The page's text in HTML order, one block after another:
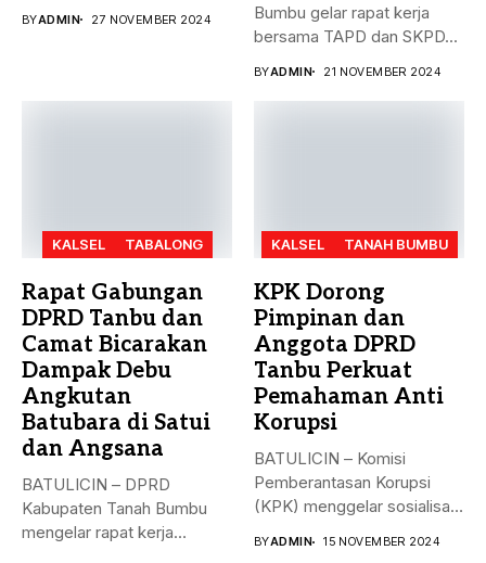
BYADMIN 27 NOVEMBER 2024
Bumbu gelar rapat kerja
bersama TAPD dan SKPD...
BYADMIN 21 NOVEMBER 2024
KALSEL TABALONG
Rapat Gabungan
DPRD Tanbu dan
Camat Bicarakan
Dampak Debu
Angkutan
Batubara di Satui
dan Angsana
BATULICIN – DPRD
Kabupaten Tanah Bumbu
mengelar rapat kerja
KALSEL TANAH BUMBU
KPK Dorong
Pimpinan dan
Anggota DPRD
Tanbu Perkuat
Pemahaman Anti
Korupsi
BATULICIN – Komisi
Pemberantasan Korupsi
(KPK) menggelar sosialisasi
BYADMIN 15 NOVEMBER 2024